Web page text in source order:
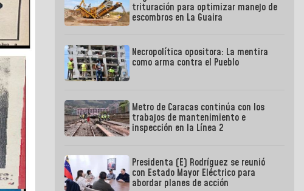
trituración para optimizar manejo de
escombros en La Guaira
Necropolítica opositora: La mentira
como arma contra el Pueblo
Metro de Caracas continúa con los
trabajos de mantenimiento e
inspección en la Línea 2
Presidenta (E) Rodríguez se reunió
con Estado Mayor Eléctrico para
abordar planes de acción